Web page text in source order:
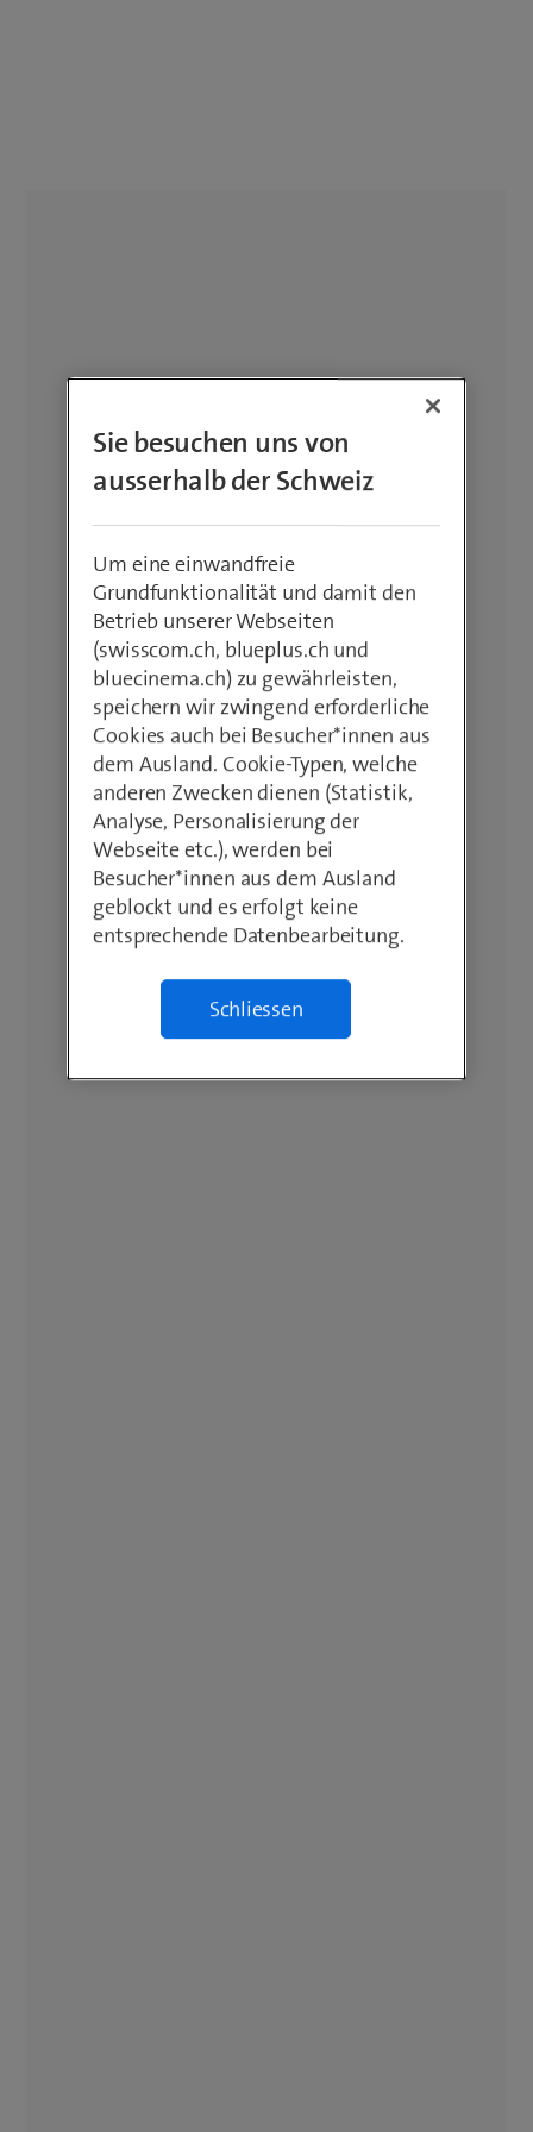
Sie besuchen uns von
ausserhalb der Schweiz
Um eine einwandfreie
Grundfunktionalität und damit den
Betrieb unserer Webseiten
(swisscom.ch, blueplus.ch und
bluecinema.ch) zu gewährleisten,
speichern wir zwingend erforderliche
Cookies auch bei Besucher*innen aus
dem Ausland. Cookie-Typen, welche
anderen Zwecken dienen (Statistik,
Analyse, Personalisierung der
Webseite etc.), werden bei
Besucher*innen aus dem Ausland
geblockt und es erfolgt keine
entsprechende Datenbearbeitung.
Schliessen